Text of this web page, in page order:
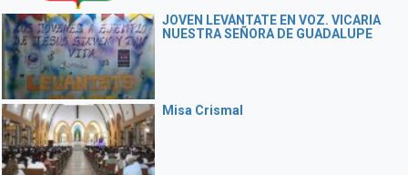
JOVEN LEVÁNTATE EN VOZ. VICARIA
NUESTRA SEÑORA DE GUADALUPE
Misa Crismal